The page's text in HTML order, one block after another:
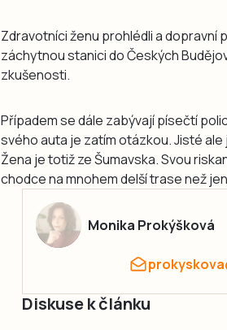
Zdravotníci ženu prohlédli a dopravní
záchytnou stanici do Českých
zkušenosti.
Případem se dále zabývají písečtí
svého auta je zatím otázkou. Jisté ale
Žena je totiž ze Šumavska. Svou
chodce na mnohem delší trase než
Monika Prokýšková
Diskuse k článku